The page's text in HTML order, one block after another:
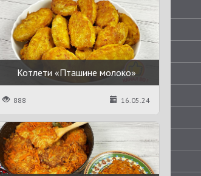
Котлети «Пташине молоко»
888 16.05.24